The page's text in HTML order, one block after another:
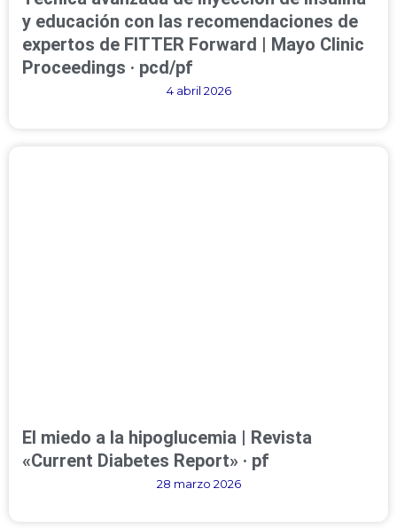
y educación con las recomendaciones de
expertos de FITTER Forward | Mayo Clinic
Proceedings · pcd/pf
4 abril 2026
El miedo a la hipoglucemia | Revista
«Current Diabetes Report» · pf
28 marzo 2026